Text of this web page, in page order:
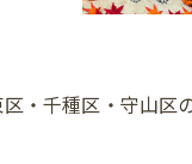
・千種区・守山区